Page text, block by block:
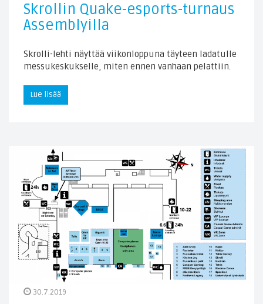
Skrollin Quake-esports-turnaus
Assemblyilla
Skrolli-lehti näyttää viikonloppuna täyteen ladatulle
messukeskukselle, miten ennen vanhaan pelattiin.
Lue lisää
30.7.2019